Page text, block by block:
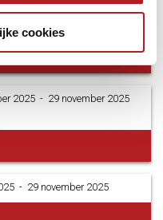
cookies
Snooker
2025 ­ - ­ 29 november 2025
­ - ­ 29 november 2025